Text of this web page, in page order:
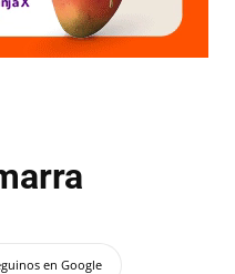
en Google